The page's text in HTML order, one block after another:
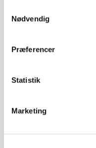
Nødvendig
Præferencer
Statistik
Marketing